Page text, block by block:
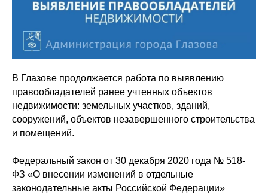
В Глазове продолжается работа по выявлению
правообладателей ранее учтенных объектов
недвижимости: земельных участков, зданий,
сооружений, объектов незавершенного строительства
и помещений.
Федеральный закон от 30 декабря 2020 года № 518-
ФЗ «О внесении изменений в отдельные
законодательные акты Российской Федерации»